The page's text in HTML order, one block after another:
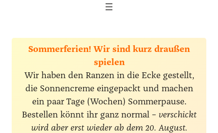
Sommerferien! Wir sind kurz draußen
spielen
Wir haben den Ranzen in die Ecke gestellt,
die Sonnencreme eingepackt und machen
ein paar Tage (Wochen) Sommerpause.
Bestellen könnt ihr ganz normal – verschickt
wird aber erst wieder ab dem 20. August.